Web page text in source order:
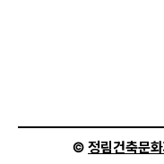
© 정림건축문